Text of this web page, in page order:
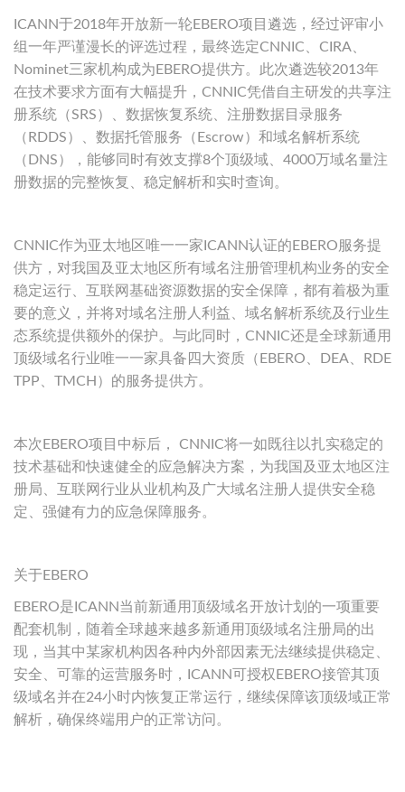
ICANN于2018年开放新一轮EBERO项目遴选，经过评审小
组一年严谨漫长的评选过程，最终选定CNNIC、CIRA、
Nominet三家机构成为EBERO提供方。此次遴选较2013年
在技术要求方面有大幅提升，CNNIC凭借自主研发的共享注
册系统（SRS）、数据恢复系统、注册数据目录服务
（RDDS）、数据托管服务（Escrow）和域名解析系统
（DNS），能够同时有效支撑8个顶级域、4000万域名量注
册数据的完整恢复、稳定解析和实时查询。
CNNIC作为亚太地区唯一一家ICANN认证的EBERO服务提
供方，对我国及亚太地区所有域名注册管理机构业务的安全
稳定运行、互联网基础资源数据的安全保障，都有着极为重
要的意义，并将对域名注册人利益、域名解析系统及行业生
态系统提供额外的保护。与此同时，CNNIC还是全球新通用
顶级域名行业唯一一家具备四大资质（EBERO、DEA、RDE
TPP、TMCH）的服务提供方。
本次EBERO项目中标后， CNNIC将一如既往以扎实稳定的
技术基础和快速健全的应急解决方案，为我国及亚太地区注
册局、互联网行业从业机构及广大域名注册人提供安全稳
定、强健有力的应急保障服务。
关于EBERO
EBERO是ICANN当前新通用顶级域名开放计划的一项重要
配套机制，随着全球越来越多新通用顶级域名注册局的出
现，当其中某家机构因各种内外部因素无法继续提供稳定、
安全、可靠的运营服务时，ICANN可授权EBERO接管其顶
级域名并在24小时内恢复正常运行，继续保障该顶级域正常
解析，确保终端用户的正常访问。